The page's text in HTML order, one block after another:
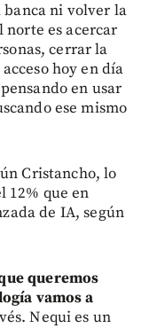
ni volver la
norte es acercar
cerrar la
hoy en día
en usar
ese mismo
Cristancho, lo
12% que en
de IA, según
queremos
vamos a
Nequi es un